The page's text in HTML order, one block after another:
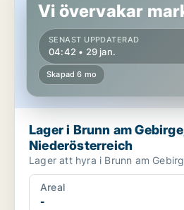
Vi övervakar
SENAST UPPDATERAD
04:42 • 29 jan.
Skapad 6 mo
Lager i Brunn am
Niederösterreich
Lager att hyra i Brunn am
Areal
-